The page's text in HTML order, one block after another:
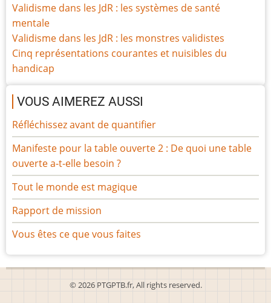
Validisme dans les JdR : les systèmes de santé
mentale
Validisme dans les JdR : les monstres validistes
Cinq représentations courantes et nuisibles du
handicap
VOUS AIMEREZ AUSSI
Réfléchissez avant de quantifier
Manifeste pour la table ouverte 2 : De quoi une table
ouverte a-t-elle besoin ?
Tout le monde est magique
Rapport de mission
Vous êtes ce que vous faites
© 2026 PTGPTB.fr, All rights reserved.